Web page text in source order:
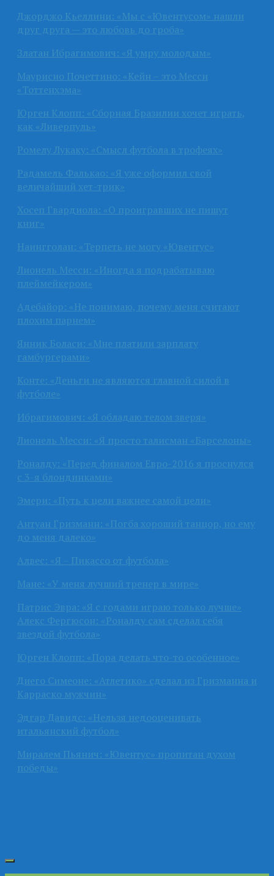
Джорджо Кьеллини: «Мы с «Ювентусом» нашли
друг друга — это любовь до гроба»
Златан Ибрагимович: «Я умру молодым»
Маурисио Почеттино: «Кейн – это Месси
«Тоттенхэма»
Юрген Клопп: «Сборная Бразилии хочет играть,
как «Ливерпуль»
Ромелу Лукаку: «Смысл футбола в трофеях»
Радамель Фалькао: «Я уже оформил свой
величайший хет-трик»
Хосеп Гвардиола: «О проигравших не пишут
книг»
Наингголан: «Терпеть не могу «Ювентус»
Лионель Месси: «Иногда я подрабатываю
плеймейкером»
Адебайор: «Не понимаю, почему меня считают
плохим парнем»
Янник Боласи: «Мне платили зарплату
гамбургерами»
Конте: «Деньги не являются главной силой в
футболе»
Ибрагимович: «Я обладаю телом зверя»
Лионель Месси: «Я просто талисман «Барселоны»
Роналду: «Перед финалом Евро-2016 я проснулся
с 3-я блондинками»
Эмери: «Путь к цели важнее самой цели»
Антуан Гризманн: «Погба хороший танцор, но ему
до меня далеко»
Алвес: «Я – Пикассо от футбола»
Мане: «У меня лучший тренер в мире»
Патрис Эвра: «Я с годами играю только лучше»
Алекс Фергюсон: «Роналду сам сделал себя
звездой футбола»
Юрген Клопп: «Пора делать что-то особенное»
Диего Симеоне: «Атлетико» сделал из Гризманна и
Карраско мужчин»
Эдгар Давидс: «Нельзя недооценивать
итальянский футбол»
Миралем Пьянич: «Ювентус» пропитан духом
победы»